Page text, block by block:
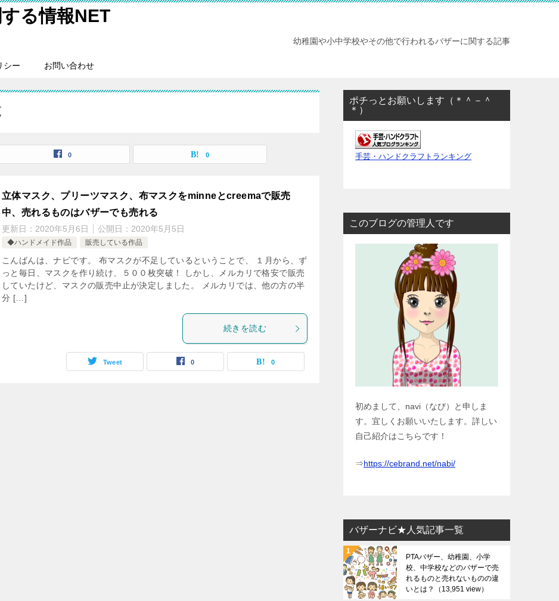
る情報NET
幼稚園や小中学校やその他で行われるバザーに関する記事
シー お問い合わせ
0 0
立体マスク、プリーツマスク、布マスクをminneとcreemaで販売
中、売れるものはバザーでも売れる
更新日： 2020年5月6日 公開日： 2020年5月5日
◆ハンドメイド作品 販売している作品
こんばんは、ナビです。 布マスクが不足しているということで、 １月から、ず
っと毎日、マスクを作り続け、５００枚突破！ しかし、メルカリで格安で販売
していたけど、マスクの販売中止が決定しました。 メルカリでは、他の方の半
分 […]
続きを読む
Tweet 0 0
ポチっとお願いします（＊＾－＾
＊）
手芸・ハンドクラフトランキング
このブログの管理人です
初めまして、navi（なび）と申しま
す。宜しくお願いいたします。詳しい
自己紹介はこちらです！
⇒https://cebrand.net/nabi/
バザーナビ★人気記事一覧
PTAバザー、幼稚園、小学
校、中学校などのバザーで売
れるものと売れないものの違
いとは？
（13,951 view）